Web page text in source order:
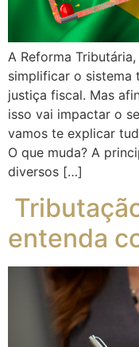
A Reforma
simplificar o sistema
justiça fiscal. Mas
isso vai impactar o
vamos te explicar
O que muda? A
diversos […]
entenda